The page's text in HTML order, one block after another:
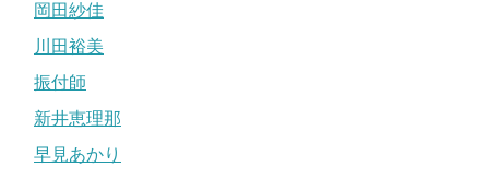
岡田紗佳
川田裕美
振付師
新井恵理那
早見あかり